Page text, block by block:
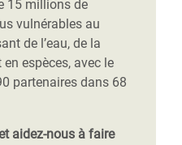
15 millions de
vulnérables au
de l’eau, de la
en espèces, avec le
partenaires dans 68
aidez-nous à faire